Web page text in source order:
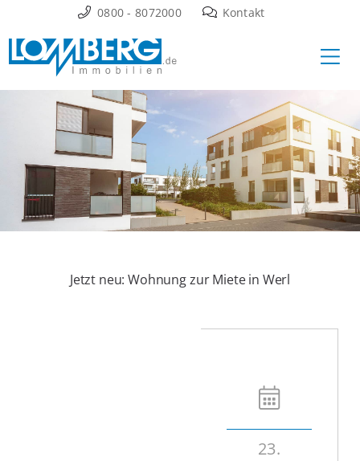
Inhalt
springen
0800 - 8072000 Kontakt
Jetzt neu: Wohnung zur Miete in Werl
23.